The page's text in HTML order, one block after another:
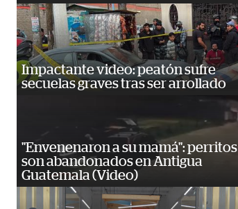
Impactante video: peatón sufre
secuelas graves tras ser arrollado
"Envenenaron a su mamá": perritos
son abandonados en Antigua
Guatemala (Video)